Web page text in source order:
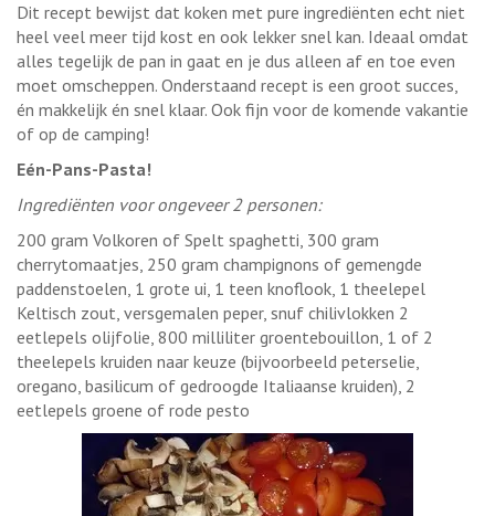
Dit recept bewijst dat koken met pure ingrediënten echt niet
heel veel meer tijd kost en ook lekker snel kan. Ideaal omdat
alles tegelijk de pan in gaat en je dus alleen af en toe even
moet omscheppen. Onderstaand recept is een groot succes,
én makkelijk én snel klaar. Ook fijn voor de komende vakantie
of op de camping!
Eén-Pans-Pasta!
Ingrediënten voor ongeveer 2 personen:
200 gram Volkoren of Spelt spaghetti, 300 gram
cherrytomaatjes, 250 gram champignons of gemengde
paddenstoelen, 1 grote ui, 1 teen knoflook, 1 theelepel
Keltisch zout, versgemalen peper, snuf chilivlokken 2
eetlepels olijfolie, 800 milliliter groentebouillon, 1 of 2
theelepels kruiden naar keuze (bijvoorbeeld peterselie,
oregano, basilicum of gedroogde Italiaanse kruiden), 2
eetlepels groene of rode pesto